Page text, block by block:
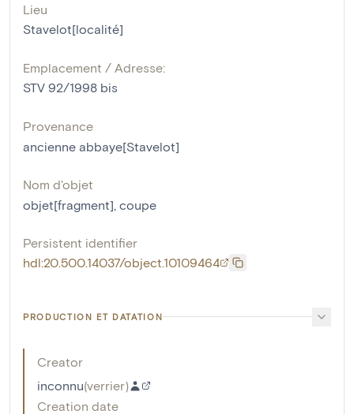
Lieu
Stavelot[localité]
Emplacement / Adresse:
STV 92/1998 bis
Provenance
ancienne abbaye[Stavelot]
Nom d'objet
objet[fragment] coupe
Persistent identifier
hdl:20.500.14037/object.10109464
PRODUCTION ET DATATION
Creator
inconnu(verrier)
Creation date